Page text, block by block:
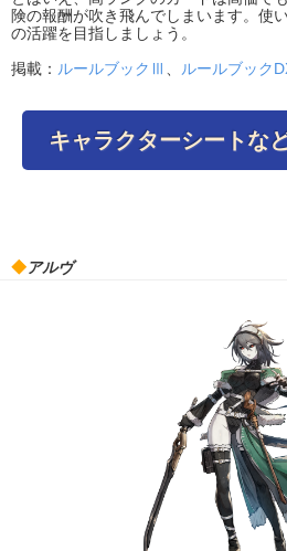
険の報酬が吹き飛んでしまいます。使
の活躍を目指しましょう。
掲載： ルールブックⅢ ルールブック
キャラクターシートな
◆アルヴ